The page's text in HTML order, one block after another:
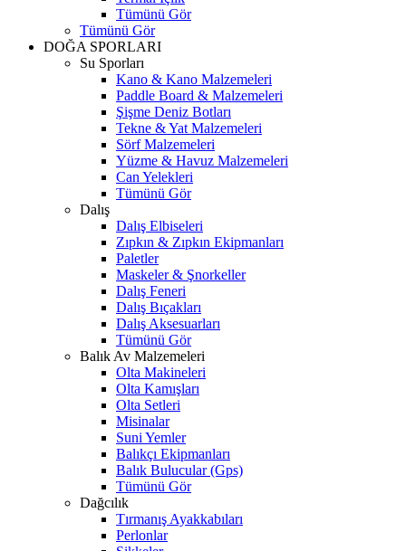
Tümünü Gör
Tümünü Gör
DOĞA SPORLARI
Su Sporları
Kano & Kano Malzemeleri
Paddle Board & Malzemeleri
Şişme Deniz Botları
Tekne & Yat Malzemeleri
Sörf Malzemeleri
Yüzme & Havuz Malzemeleri
Can Yelekleri
Tümünü Gör
Dalış
Dalış Elbiseleri
Zıpkın & Zıpkın Ekipmanları
Paletler
Maskeler & Şnorkeller
Dalış Feneri
Dalış Bıçakları
Dalış Aksesuarları
Tümünü Gör
Balık Av Malzemeleri
Olta Makineleri
Olta Kamışları
Olta Setleri
Misinalar
Suni Yemler
Balıkçı Ekipmanları
Balık Bulucular (Gps)
Tümünü Gör
Dağcılık
Tırmanış Ayakkabıları
Perlonlar